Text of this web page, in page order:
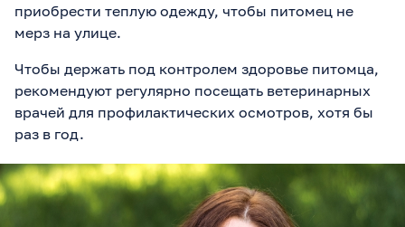
приобрести теплую одежду, чтобы питомец не
мерз на улице.
Чтобы держать под контролем здоровье питомца,
рекомендуют регулярно посещать ветеринарных
врачей для профилактических осмотров, хотя бы
раз в год.